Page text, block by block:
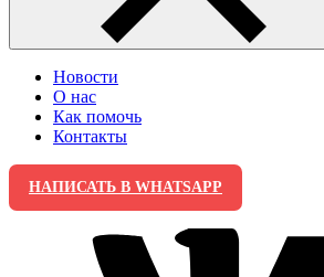
Новости
О нас
Как помочь
Контакты
НАПИСАТЬ В WHATSAPP